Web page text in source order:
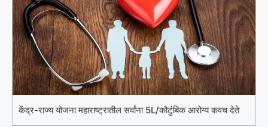
केंद्र-राज्य योजना महाराष्ट्रातील सर्वांना 5L/कौटुंबिक आरोग्य कवच देते